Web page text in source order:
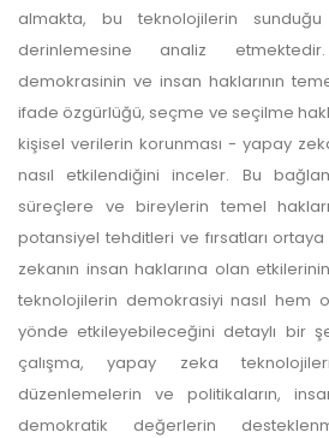
almakta, bu teknolojilerin sunduğu
derinlemesine analiz
demokrasinin ve insan haklarının
ifade özgürlüğü, seçme ve seçilme
kişisel verilerin korunması - yapay
nasıl etkilendiğini inceler. Bu
süreçlere ve bireylerin temel
potansiyel tehditleri ve fırsatları
zekanın insan haklarına olan
teknolojilerin demokrasiyi nasıl hem
yönde etkileyebileceğini detaylı bir
çalışma, yapay zeka
düzenlemelerin ve politikaların,
demokratik değerlerin